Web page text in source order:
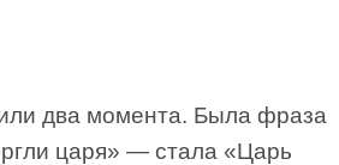
два момента. Была фраза
царя» — стала «Царь